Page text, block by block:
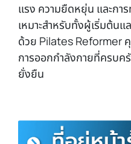
แรง ความยืดหยุ่น และกา
เหมาะสำหรับทั้งผู้เริ่มต้น
ด้วย Pilates Reformer
การออกกำลังกายที่ครบค
ยั่งยืน